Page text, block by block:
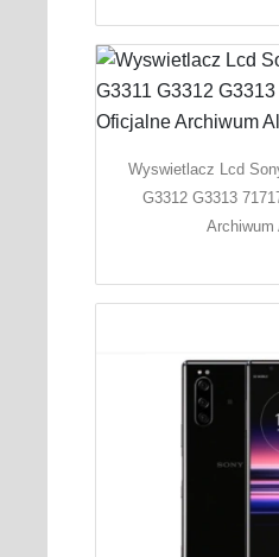
Wyswietlacz Lcd
G3312 G3313
Archiwum